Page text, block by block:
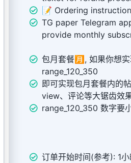
📝 Ordering
TG paper Telegram
provide monthly
包月套餐🈷️, 如果你想
range_120_350
即可实现包月套餐内的
view、评论等大锯齿效
range_120_350 数字要
订单开始时间(参考): 1